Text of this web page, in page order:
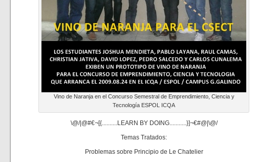
Vino de Naranja en el Concurso Semestral de Emprendimiento, Ciencia y
Tecnología ESPOL ICQA
\@/|@#€¬[{..........LEARN BY DOING...........}]¬€#@|\@/
Temas Tratados:
Problemas sobre Principio de Le Chatelier